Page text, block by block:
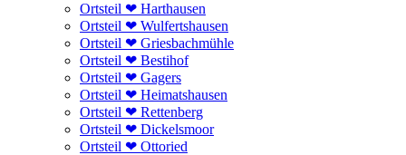
Ortsteil ❤ Harthausen
Ortsteil ❤ Wulfertshausen
Ortsteil ❤ Griesbachmühle
Ortsteil ❤ Bestihof
Ortsteil ❤ Gagers
Ortsteil ❤ Heimatshausen
Ortsteil ❤ Rettenberg
Ortsteil ❤ Dickelsmoor
Ortsteil ❤ Ottoried